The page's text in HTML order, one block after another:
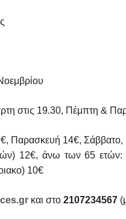
στις 19.30, Πέμπτη &
Παρασκευή 14€, Σάββατο,
12€, άνω των 65
10€
και στο 2107234567